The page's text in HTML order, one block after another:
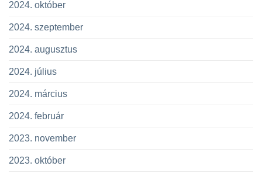
2024. október
2024. szeptember
2024. augusztus
2024. július
2024. március
2024. február
2023. november
2023. október